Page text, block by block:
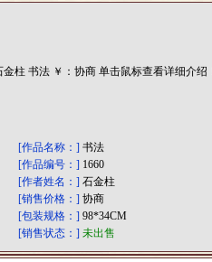
[作品名称：] 书法
[作品编号：] 1660
[作者姓名：] 石金柱
[销售价格：] 协商
[包装规格：] 98*34CM
[销售状态：] 未出售